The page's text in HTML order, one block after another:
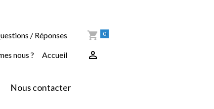
/ Réponses
nous ? Accueil
0
Nous contacter